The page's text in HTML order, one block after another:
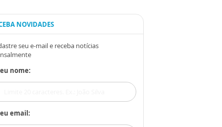
NOVIDADES
seu e-mail e receba notícias
nome:
email: